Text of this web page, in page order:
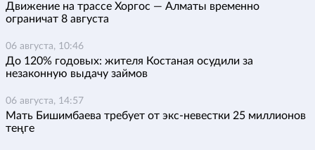
Движение на трассе Хоргос — Алматы временно
ограничат 8 августа
06 августа, 10:46
До 120% годовых: жителя Костаная осудили за
незаконную выдачу займов
06 августа, 14:57
Мать Бишимбаева требует от экс-невестки 25 миллионов
теңге